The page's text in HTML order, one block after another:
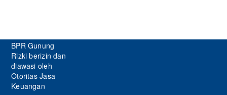
BPR Gunung
Rizki berizin dan
diawasi oleh
Otoritas Jasa
Keuangan